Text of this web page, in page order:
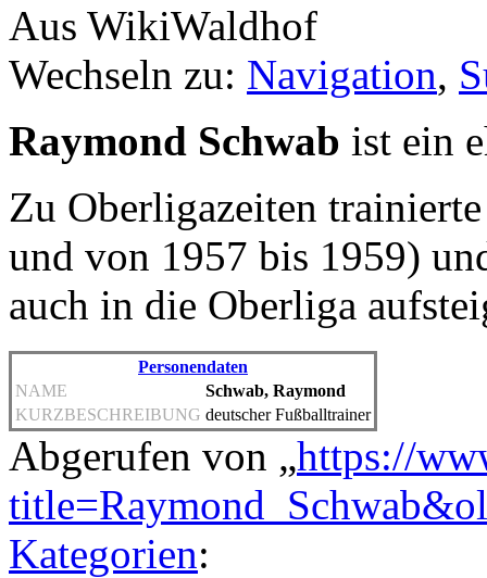
Aus WikiWaldhof
Wechseln zu: Navigation,
Raymond Schwab ist ein
Zu Oberligazeiten
und von 1957 bis 1959)
auch in die Oberliga
Personendaten
NAME
Schwab, Raymond
KURZBESCHREIBUNG deutscher Fußballtrainer
Abgerufen von „https://
Kategorien: